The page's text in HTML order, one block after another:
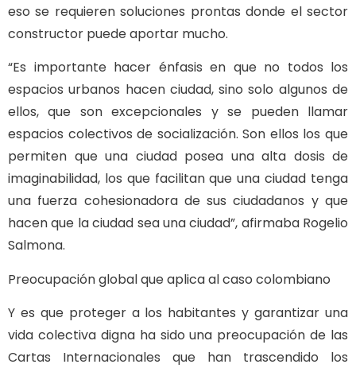
eso se requieren soluciones prontas donde el sector
constructor puede aportar mucho.
“Es importante hacer énfasis en que no todos los
espacios urbanos hacen ciudad, sino solo algunos de
ellos, que son excepcionales y se pueden llamar
espacios colectivos de socialización. Son ellos los que
permiten que una ciudad posea una alta dosis de
imaginabilidad, los que facilitan que una ciudad tenga
una fuerza cohesionadora de sus ciudadanos y que
hacen que la ciudad sea una ciudad”, afirmaba Rogelio
Salmona.
Preocupación global que aplica al caso colombiano
Y es que proteger a los habitantes y garantizar una
vida colectiva digna ha sido una preocupación de las
Cartas Internacionales que han trascendido los